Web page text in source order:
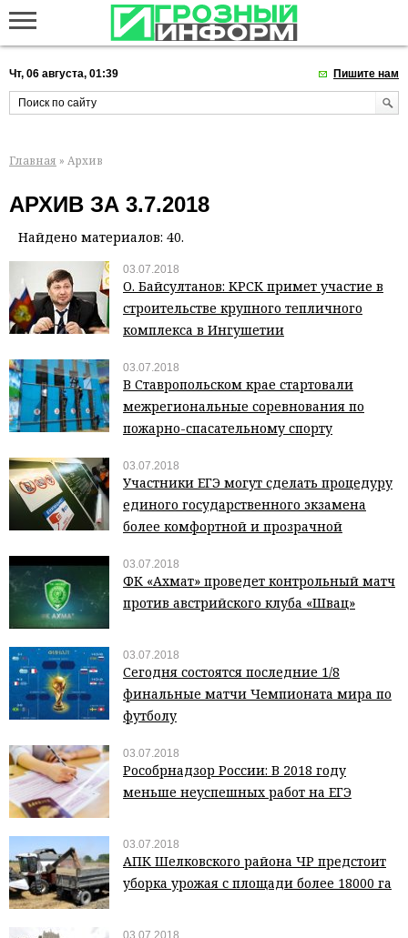
Чт, 06 августа, 01:39 Пишите нам
Главная » Архив
АРХИВ ЗА 3.7.2018
Найдено материалов: 40.
03.07.2018
О. Байсултанов: КРСК примет участие в
строительстве крупного тепличного
комплекса в Ингушетии
03.07.2018
В Ставропольском крае стартовали
межрегиональные соревнования по
пожарно-спасательному спорту
03.07.2018
Участники ЕГЭ могут сделать процедуру
единого государственного экзамена
более комфортной и прозрачной
03.07.2018
ФК «Ахмат» проведет контрольный матч
против австрийского клуба «Швац»
03.07.2018
Сегодня состоятся последние 1/8
финальные матчи Чемпионата мира по
футболу
03.07.2018
Рособрнадзор России: В 2018 году
меньше неуспешных работ на ЕГЭ
03.07.2018
АПК Шелковского района ЧР предстоит
уборка урожая с площади более 18000 га